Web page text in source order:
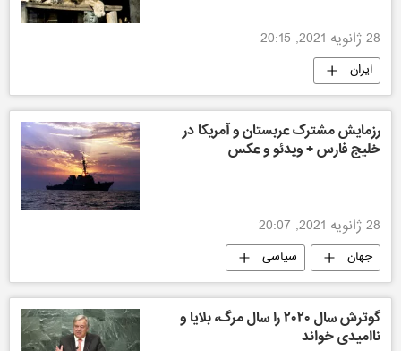
28 ژانویه 2021, 20:15
ایران
رزمایش مشترک عربستان و آمریکا در
خلیج فارس + ویدئو و عکس
28 ژانویه 2021, 20:07
جهان سیاسی
گوترش سال ۲۰۲۰ را سال مرگ، بلایا و
ناامیدی خواند